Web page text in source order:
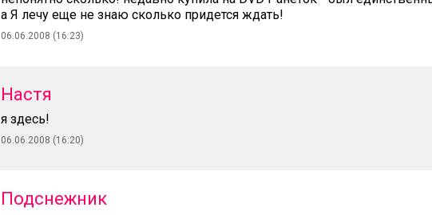
а Я лечу еще не знаю сколько придется ждать!
06.06.2008 (16:23)
Настя
я здесь!
06.06.2008 (16:20)
Подснежник